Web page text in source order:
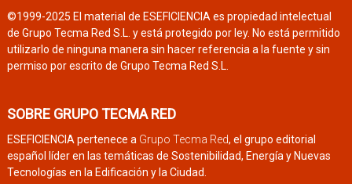
©1999-2025 El material de ESEFICIENCIA es propiedad intelectual
de Grupo Tecma Red S.L. y está protegido por ley. No está permitido
utilizarlo de ninguna manera sin hacer referencia a la fuente y sin
permiso por escrito de Grupo Tecma Red S.L.
SOBRE GRUPO TECMA RED
ESEFICIENCIA pertenece a Grupo Tecma Red, el grupo editorial
español líder en las temáticas de Sostenibilidad, Energía y Nuevas
Tecnologías en la Edificación y la Ciudad.